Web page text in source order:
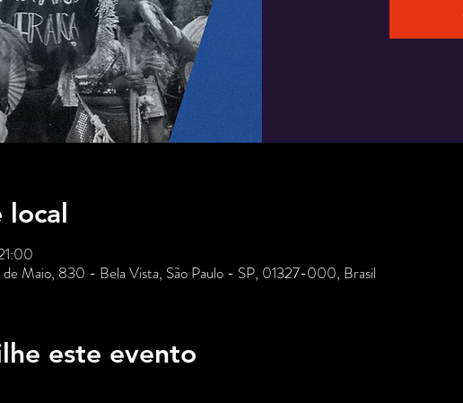
local
de Maio, 830 - Bela Vista, São Paulo - SP, 01327-000, Brasil
este evento